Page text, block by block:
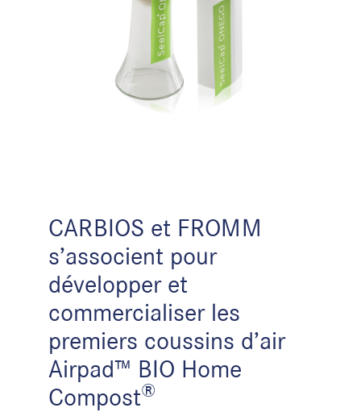
CARBIOS et FROMM
s’associent pour
développer et
commercialiser les
premiers coussins d’air
Airpad™ BIO Home
Compost®